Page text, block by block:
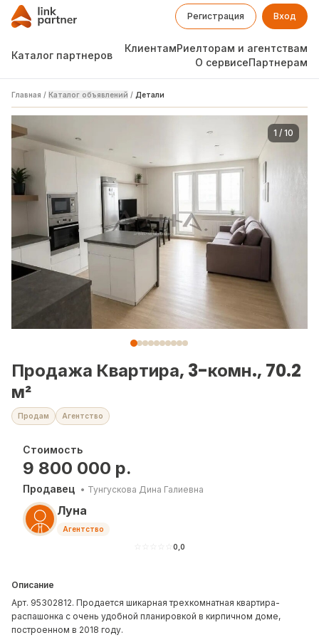
Регистрация Вход
Каталог партнеров
КлиентамРиелторам и агентствам
О сервисеПартнерам
Главная / Каталог объявлений / Детали
1 / 10
Продажа Квартира, 3-комн., 70.2
м²
Продам Агентство
Стоимость
9 800 000 р.
Продавец • Тунгускова Дина Галиевна
Луна
Агентство
0,0
Описание
Арт. 95302812. Продается шикарная трехкомнатная квартира-
распашонка с очень удобной планировкой в кирпичном доме,
построенном в 2018 году.